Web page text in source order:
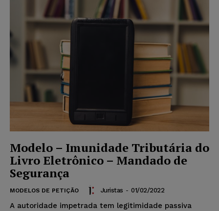
Modelo – Imunidade Tributária do
Livro Eletrônico – Mandado de
Segurança
MODELOS DE PETIÇÃO Juristas - 01/02/2022
A autoridade impetrada tem legitimidade passiva